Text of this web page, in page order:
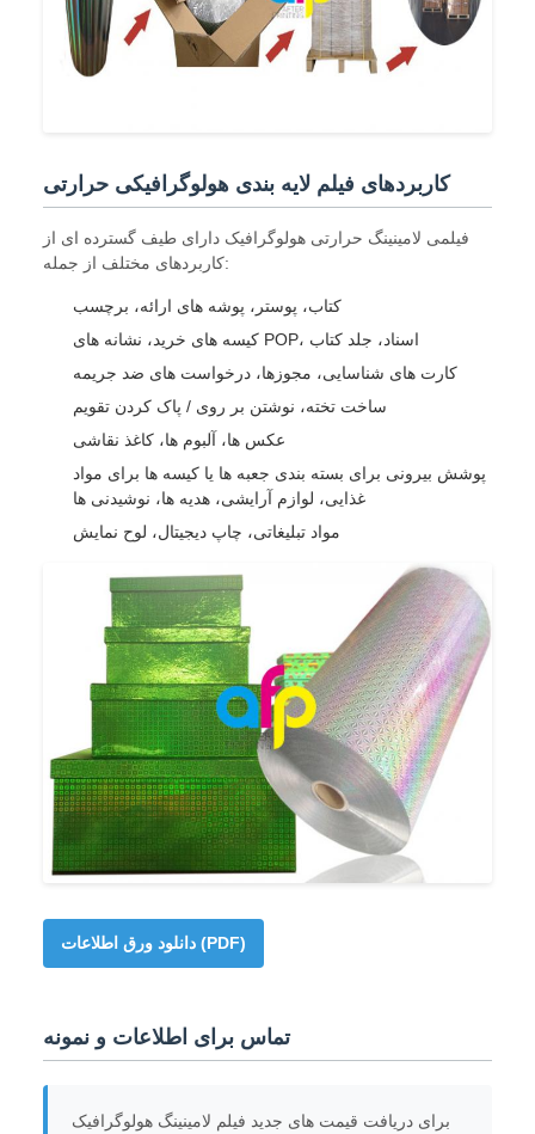
کاربردهای فیلم لایه بندی هولوگرافیکی حرارتی
فیلمی لامینینگ حرارتی هولوگرافیک دارای طیف گسترده ای از
کاربردهای مختلف از جمله:
کتاب، پوستر، پوشه های ارائه، برچسب
کیسه های خرید، نشانه های POP، اسناد، جلد کتاب
کارت های شناسایی، مجوزها، درخواست های ضد جریمه
ساخت تخته، نوشتن بر روی / پاک کردن تقویم
عکس ها، آلبوم ها، کاغذ نقاشی
پوشش بیرونی برای بسته بندی جعبه ها یا کیسه ها برای مواد
غذایی، لوازم آرایشی، هدیه ها، نوشیدنی ها
مواد تبلیغاتی، چاپ دیجیتال، لوح نمایش
دانلود ورق اطلاعات (PDF)
تماس برای اطلاعات و نمونه
برای دریافت قیمت های جدید فیلم لامینینگ هولوگرافیک